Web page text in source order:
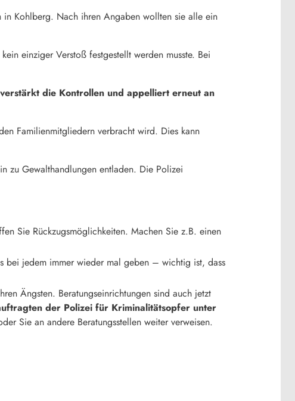
in Kohlberg. Nach ihren Angaben wollten sie alle ein
einziger Verstoß festgestellt werden musste. Bei
die Kontrollen und appelliert erneut an
Familienmitgliedern verbracht wird. Dies kann
zu Gewalthandlungen entladen. Die Polizei
Sie Rückzugsmöglichkeiten. Machen Sie z.B. einen
bei jedem immer wieder mal geben – wichtig ist, dass
Ängsten. Beratungseinrichtungen sind auch jetzt
der Polizei für Kriminalitätsopfer unter
Sie an andere Beratungsstellen weiter verweisen.